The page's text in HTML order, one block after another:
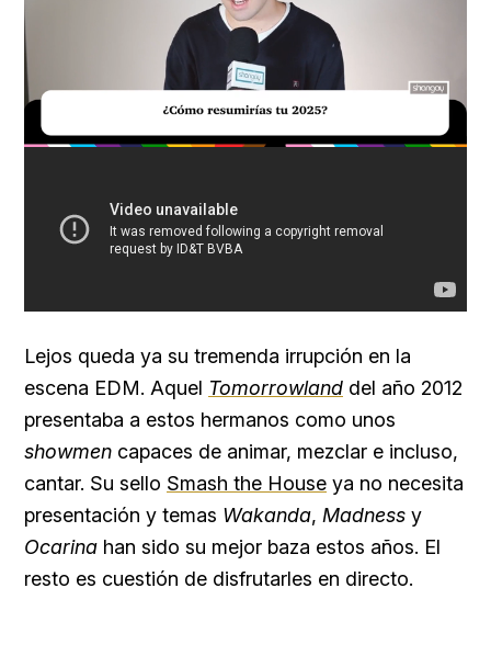
Unmute Loaded:
29.51%
Lejos queda ya su tremenda irrupción en la
escena EDM. Aquel Tomorrowland del año 2012
presentaba a estos hermanos como unos
showmen capaces de animar, mezclar e incluso,
cantar. Su sello Smash the House ya no necesita
presentación y temas Wakanda, Madness y
Ocarina han sido su mejor baza estos años. El
resto es cuestión de disfrutarles en directo.